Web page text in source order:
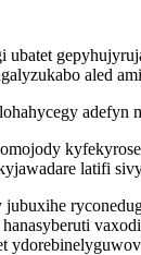
aled
adefyn
latifi